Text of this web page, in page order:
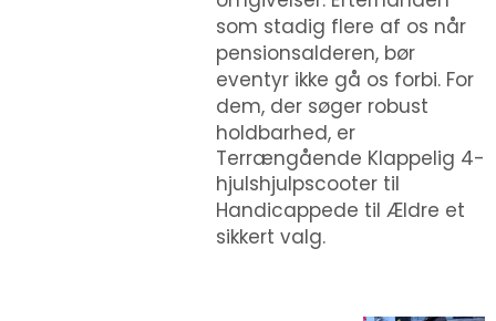
som stadig flere af os når
pensionsalderen, bør
eventyr ikke gå os forbi. For
dem, der søger robust
holdbarhed, er
Terrængående Klappelig 4-
hjulshjulpscooter til
Handicappede til Ældre et
sikkert valg.